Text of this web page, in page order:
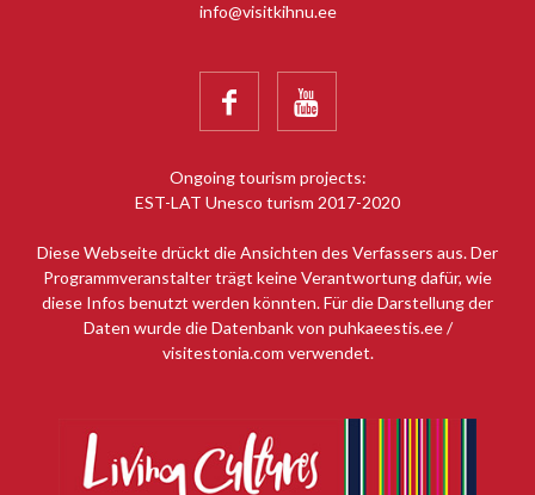
info@visitkihnu.ee
 
Ongoing tourism projects:
EST-LAT Unesco turism 2017-2020
Diese Webseite drückt die Ansichten des Verfassers aus. Der
Programmveranstalter trägt keine Verantwortung dafür, wie
diese Infos benutzt werden könnten. Für die Darstellung der
Daten wurde die Datenbank von puhkaeestis.ee /
visitestonia.com verwendet.